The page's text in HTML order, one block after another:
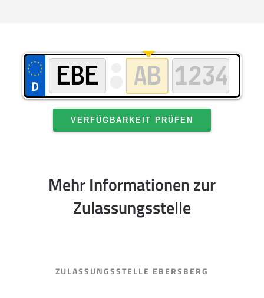
VERFÜGBARKEIT PRÜFEN
Mehr Informationen zur
Zulassungsstelle
ZULASSUNGSSTELLE EBERSBERG